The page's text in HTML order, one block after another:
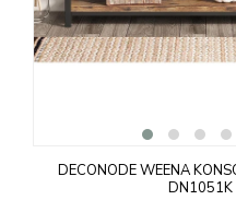
DECONODE WEENA
DN1051K